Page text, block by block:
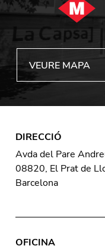
VEURE MAPA
DIRECCIÓ
Avda del Pare
08820, El Prat de
Barcelona
OFICINA